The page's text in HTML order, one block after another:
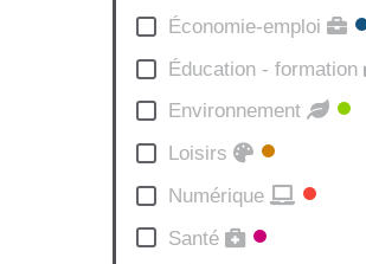
Économie-emploi
Éducation - formation
Environnement
Loisirs
Numérique
Santé